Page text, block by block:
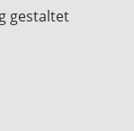
gestaltet